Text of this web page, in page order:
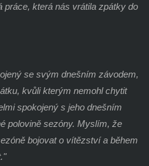
práce, která nás vrátila zpátky do
se svým dnešním závodem,
kvůli kterým nemohl chytit
spokojený s jeho dnešním
polovině sezóny. Myslím, že
bojovat o vítězství a během